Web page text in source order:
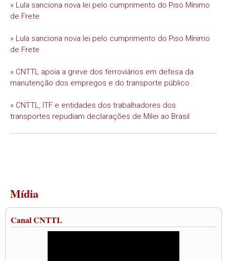
» Lula sanciona nova lei pelo cumprimento do Piso Mínimo
de Frete
» Lula sanciona nova lei pelo cumprimento do Piso Mínimo
de Frete
» CNTTL apoia a greve dos ferroviários em defesa da
manutenção dos empregos e do transporte público
» CNTTL, ITF e entidades dos trabalhadores dos
transportes repudiam declarações de Milei ao Brasil
Mídia
Canal CNTTL